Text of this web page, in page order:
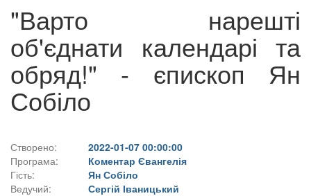
"Варто нарешті
об'єднати календарі та
обряд!" - єпископ Ян
Собіло
Створено:
2022-01-07 00:00:00
Програма:
Коментар Євангелія
Гість:
Ян Собіло
Ведучий:
Сергій Іваницький